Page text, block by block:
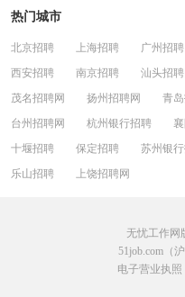
热门城市
北京招聘 上海招聘 广州招聘
西安招聘
南京招聘 汕头招聘
茂名招聘网
扬州招聘网 青
台州招聘网
杭州银行招聘
十堰招聘
保定招聘 苏州银
乐山招聘
上饶招聘网
无忧工作网
51job.com（
电子营业执照